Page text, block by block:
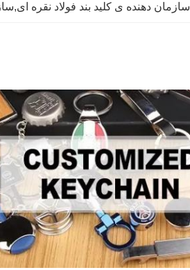
سازمان دهنده ی کلید بند فولاد نقره